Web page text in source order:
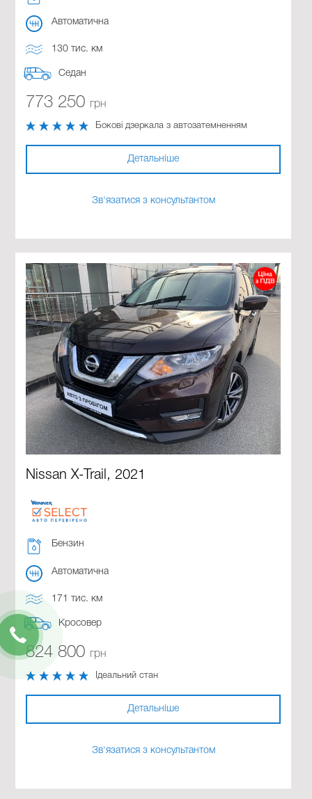
Автоматична
130 тис. км
Седан
773 250 грн
Бокові дзеркала з автозатемненням
Детальніше
Зв'язатися з консультантом
Nissan X-Trail, 2021
Бензин
Автоматична
171 тис. км
Кросовер
824 800 грн
Ідеальний стан
Детальніше
Зв'язатися з консультантом